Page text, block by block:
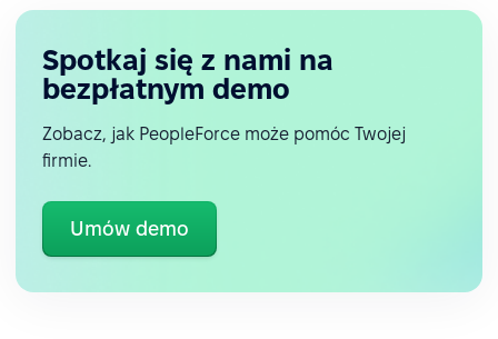
Spotkaj się z nami na
bezpłatnym demo
Zobacz, jak PeopleForce może pomóc Twojej
firmie.
Umów demo